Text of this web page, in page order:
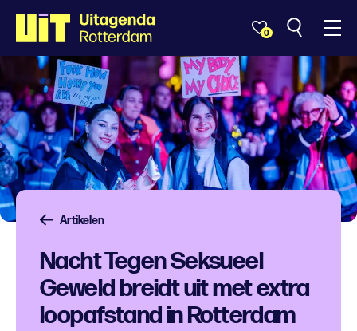
0
Artikelen
Nacht Tegen Seksueel
Geweld breidt uit met extra
loopafstand in Rotterdam